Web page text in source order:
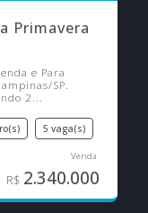
Primavera
e Para
SP.
2...
5 vaga(s)
2.340.000